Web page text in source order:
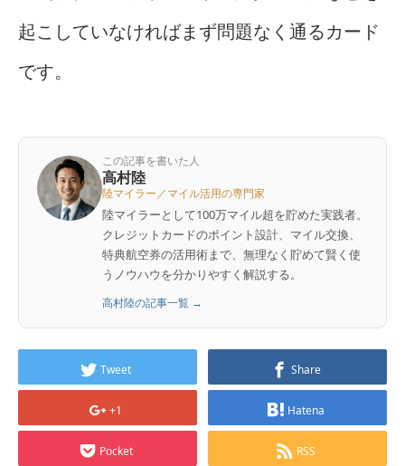
起こしていなければまず問題なく通るカード
です。
この記事を書いた人
高村陸
陸マイラー／マイル活用の専門家
陸マイラーとして100万マイル超を貯めた実践者。
クレジットカードのポイント設計、マイル交換、
特典航空券の活用術まで、無理なく貯めて賢く使
うノウハウを分かりやすく解説する。
高村陸の記事一覧 →
Tweet Share
+1 Hatena
Pocket RSS